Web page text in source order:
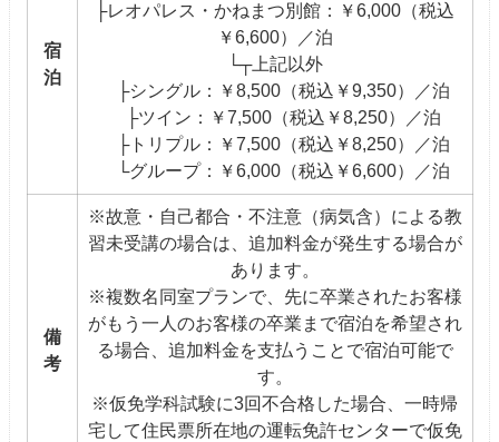
宿
泊
├レオパレス・かねまつ別館：￥6,000（税込
￥6,600）／泊
└┬上記以外
├シングル：￥8,500（税込￥9,350）／泊
├ツイン：￥7,500（税込￥8,250）／泊
├トリプル：￥7,500（税込￥8,250）／泊
└グループ：￥6,000（税込￥6,600）／泊
備
考
※故意・自己都合・不注意（病気含）による教
習未受講の場合は、追加料金が発生する場合が
あります。
※複数名同室プランで、先に卒業されたお客様
がもう一人のお客様の卒業まで宿泊を希望され
る場合、追加料金を支払うことで宿泊可能で
す。
※仮免学科試験に3回不合格した場合、一時帰
宅して住民票所在地の運転免許センターで仮免